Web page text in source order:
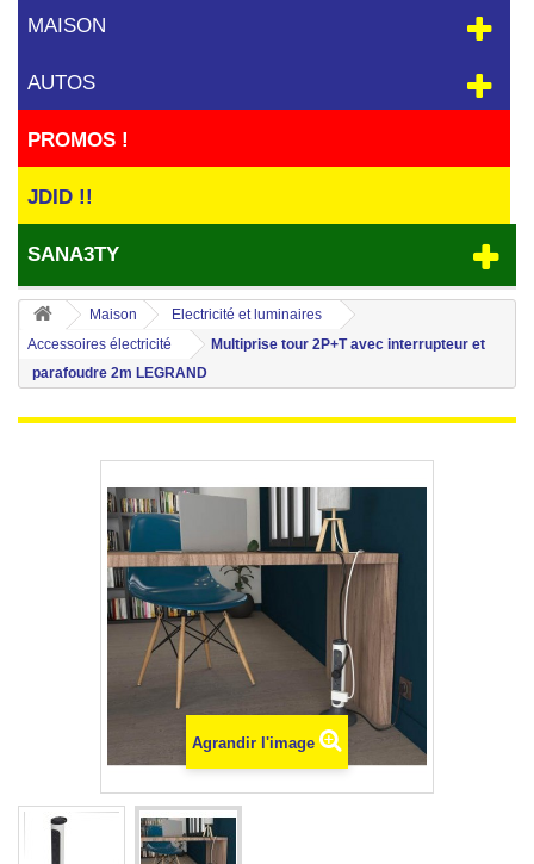
MAISON
AUTOS
PROMOS !
JDID !!
SANA3TY
Maison
Electricité et luminaires
Accessoires électricité
Multiprise tour 2P+T avec interrupteur et
parafoudre 2m LEGRAND
Agrandir l'image